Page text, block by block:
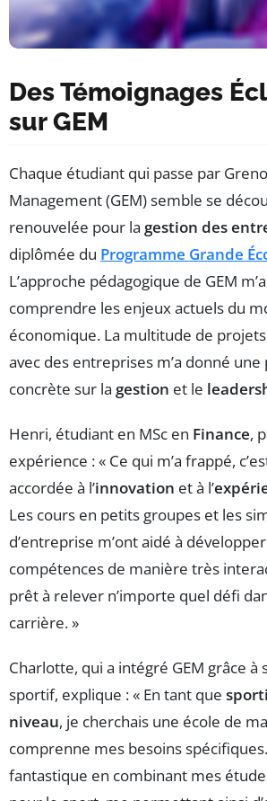
Des Témoignages
sur GEM
Chaque étudiant qui passe par
Management (GEM) semble se
renouvelée pour la gestion des
diplômée du Programme Grande
L’approche pédagogique de GEM
comprendre les enjeux actuels du
économique. La multitude de
avec des entreprises m’a donné
concrète sur la gestion et le
Henri, étudiant en MSc en Finance,
expérience : « Ce qui m’a frappé,
accordée à l’innovation et à l’
Les cours en petits groupes et les
d’entreprise m’ont aidé à
compétences de manière très
prêt à relever n’importe quel défi
carrière. »
Charlotte, qui a intégré GEM grâce à
sportif, explique : « En tant que
niveau, je cherchais une école de
comprenne mes besoins
fantastique en combinant mes